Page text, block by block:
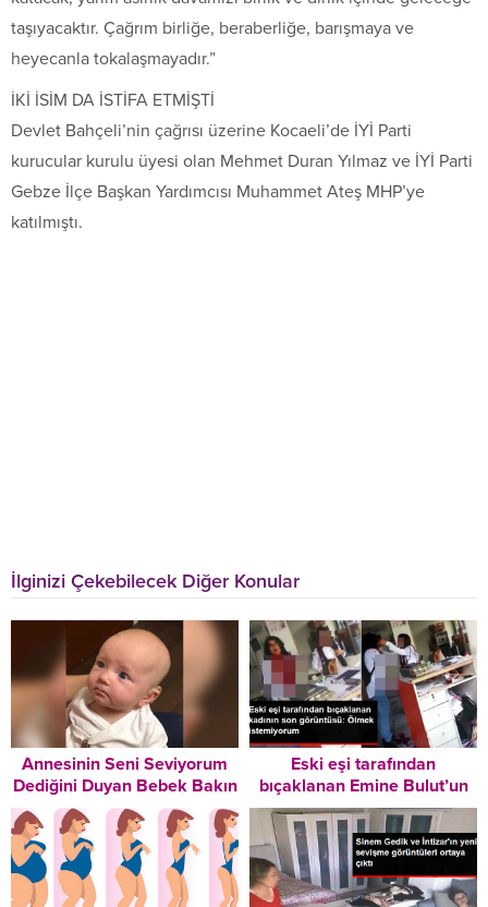
taşıyacaktır. Çağrım birliğe, beraberliğe, barışmaya ve
heyecanla tokalaşmayadır.”
İKİ İSİM DA İSTİFA ETMİŞTİ
Devlet Bahçeli’nin çağrısı üzerine Kocaeli’de İYİ Parti
kurucular kurulu üyesi olan Mehmet Duran Yılmaz ve İYİ Parti
Gebze İlçe Başkan Yardımcısı Muhammet Ateş MHP’ye
katılmıştı.
İlginizi Çekebilecek Diğer Konular
Annesinin Seni Seviyorum
Dediğini Duyan Bebek Bakın
Nasıl Duygulandı
Eski eşi tarafından
bıçaklanan Emine Bulut’un
son görüntüsü ortaya çıktı:
Ölmek istemiyorum